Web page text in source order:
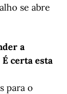
se abre
a
certa esta
para o